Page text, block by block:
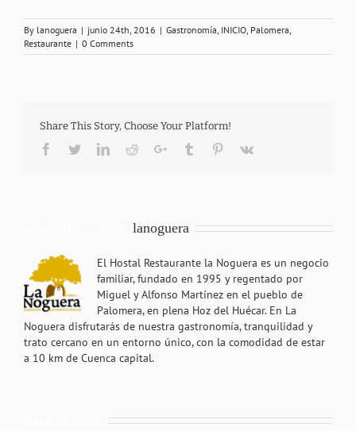
By lanoguera | junio 24th, 2016 | Gastronomía INICIO Palomera
Restaurante | 0 Comments
Share This Story, Choose Your Platform!
Facebook
TwitterLinkedIn
RedditGoogle+Tumblr Pinterest
Vk
lanoguera
El Hostal Restaurante la Noguera es un negocio
familiar, fundado en 1995 y regentado por
Miguel y Alfonso Martínez en el pueblo de
Palomera, en plena Hoz del Huécar. En La
Noguera disfrutarás de nuestra gastronomía, tranquilidad y
trato cercano en un entorno único, con la comodidad de estar
a 10 km de Cuenca capital.